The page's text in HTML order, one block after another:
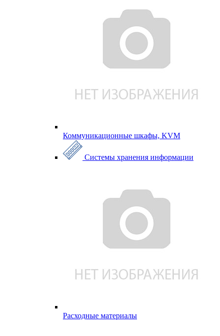
Коммуникационные шкафы, KVM
Системы хранения информации
Расходные материалы